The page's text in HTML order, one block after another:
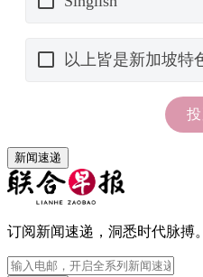
新闻速递
订阅新闻速递，洞悉时代脉搏。